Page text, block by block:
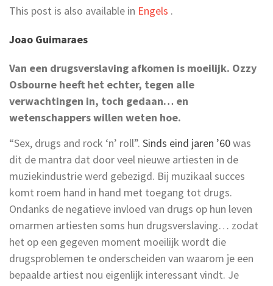
This post is also available in Engels .
Joao Guimaraes
Van een drugsverslaving afkomen is moeilijk. Ozzy
Osbourne heeft het echter, tegen alle
verwachtingen in, toch gedaan… en
wetenschappers willen weten hoe.
“Sex, drugs and rock ‘n’ roll”. Sinds eind jaren ’60was
dit de mantra dat door veel nieuwe artiesten in de
muziekindustrie werd gebezigd. Bij muzikaal succes
komt roem hand in hand met toegang tot drugs.
Ondanks de negatieve invloed van drugs op hun leven
omarmen artiesten soms hun drugsverslaving… zodat
het op een gegeven moment moeilijk wordt die
drugsproblemen te onderscheiden van waarom je een
bepaalde artiest nou eigenlijk interessant vindt. Je